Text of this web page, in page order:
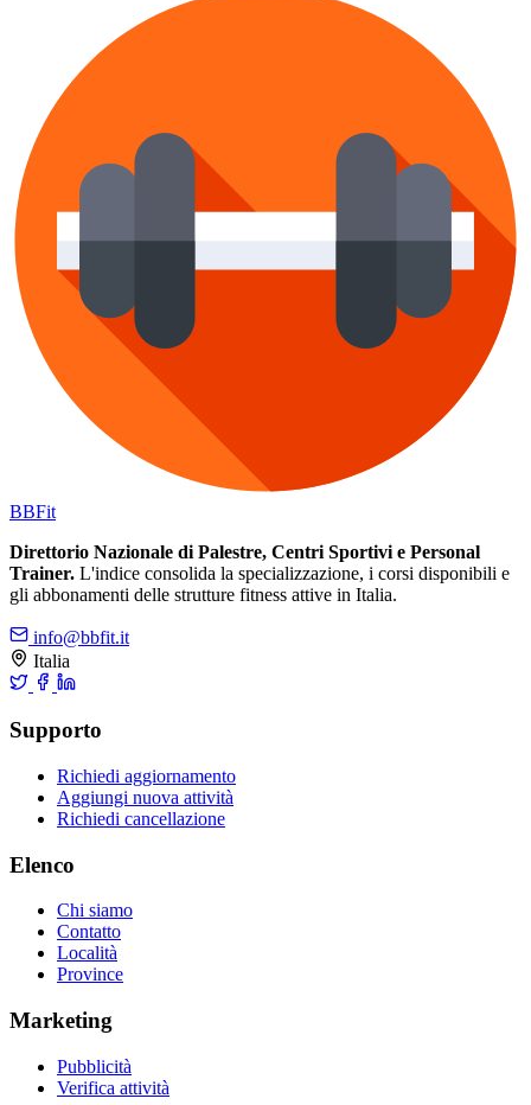
BBFit
Direttorio Nazionale di Palestre, Centri Sportivi e Personal
Trainer. L'indice consolida la specializzazione, i corsi disponibili e
gli abbonamenti delle strutture fitness attive in Italia.
info@bbfit.it
Italia
Supporto
Richiedi aggiornamento
Aggiungi nuova attività
Richiedi cancellazione
Elenco
Chi siamo
Contatto
Località
Province
Marketing
Pubblicità
Verifica attività